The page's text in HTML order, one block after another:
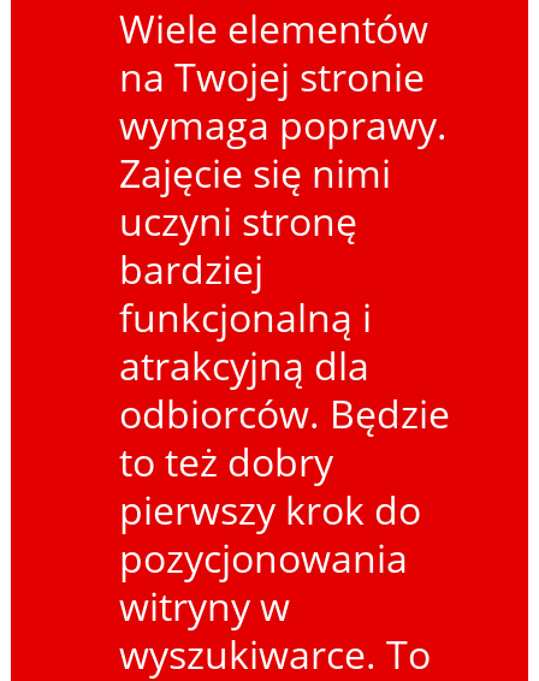
Wiele elementów
na Twojej stronie
wymaga poprawy.
Zajęcie się nimi
uczyni stronę
bardziej
funkcjonalną i
atrakcyjną dla
odbiorców. Będzie
to też dobry
pierwszy krok do
pozycjonowania
witryny w
wyszukiwarce. To